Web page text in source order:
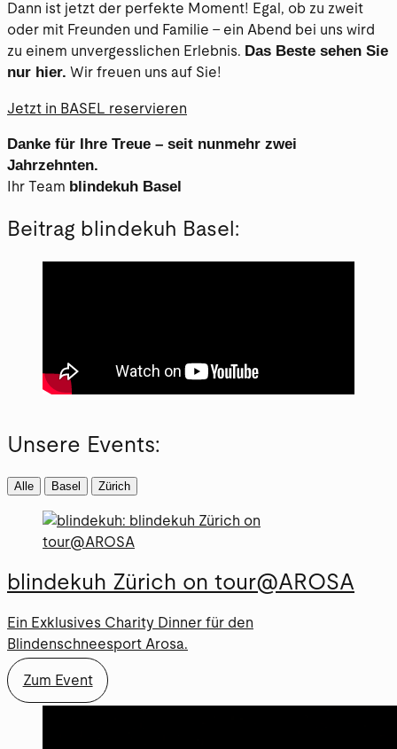
Dann ist jetzt der perfekte Moment! Egal, ob zu zweit
oder mit Freunden und Familie – ein Abend bei uns wird
zu einem unvergesslichen Erlebnis. Das Beste sehen Sie
nur hier. Wir freuen uns auf Sie!
Jetzt in BASEL reservieren
Danke für Ihre Treue – seit nunmehr zwei
Jahrzehnten.
Ihr Team blindekuh Basel
Beitrag blindekuh Basel:
Unsere Events:
Alle Basel Zürich
blindekuh Zürich on tour@AROSA
Ein Exklusives Charity Dinner für den
Blindenschneesport Arosa.
Zum Event